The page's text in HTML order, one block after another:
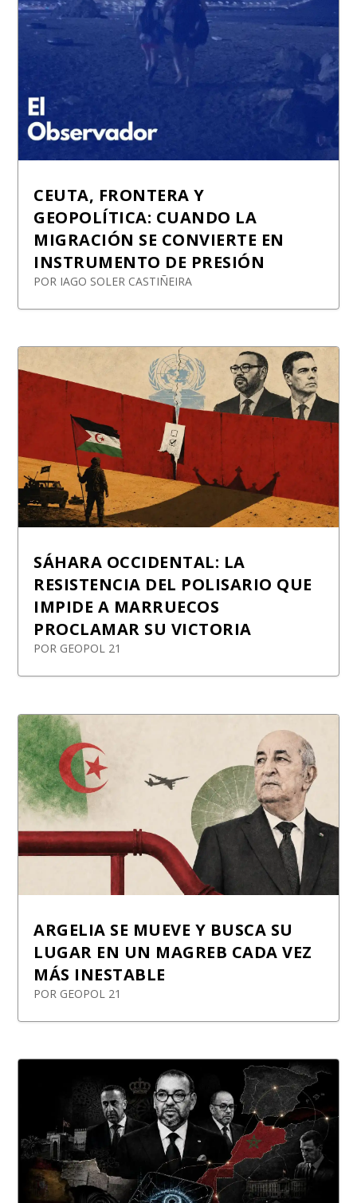
CEUTA, FRONTERA Y
GEOPOLÍTICA: CUANDO LA
MIGRACIÓN SE CONVIERTE EN
INSTRUMENTO DE PRESIÓN
POR IAGO SOLER CASTIÑEIRA
SÁHARA OCCIDENTAL: LA
RESISTENCIA DEL POLISARIO QUE
IMPIDE A MARRUECOS
PROCLAMAR SU VICTORIA
POR GEOPOL 21
ARGELIA SE MUEVE Y BUSCA SU
LUGAR EN UN MAGREB CADA VEZ
MÁS INESTABLE
POR GEOPOL 21